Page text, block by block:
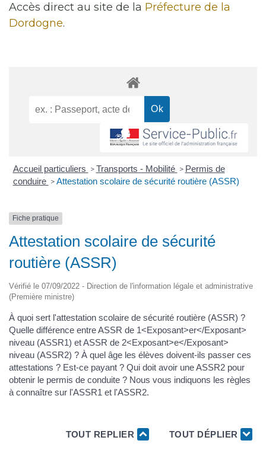
Accès direct au site de la Préfecture de la
Dordogne.
Accueil particuliers > Transports - Mobilité > Permis de
conduire > Attestation scolaire de sécurité routière (ASSR)
Fiche pratique
Attestation scolaire de sécurité
routière (ASSR)
Vérifié le 07/09/2022 - Direction de l'information légale et administrative
(Première ministre)
À quoi sert l'attestation scolaire de sécurité routière (ASSR) ?
Quelle différence entre ASSR de 1<Exposant>er</Exposant>
niveau (ASSR1) et ASSR de 2<Exposant>e</Exposant>
niveau (ASSR2) ? À quel âge les élèves doivent-ils passer ces
attestations ? Est-ce payant ? Qui doit avoir une ASSR2 pour
obtenir le permis de conduite ? Nous vous indiquons les règles
à connaître sur l'ASSR1 et l'ASSR2.
TOUT REPLIER TOUT DÉPLIER